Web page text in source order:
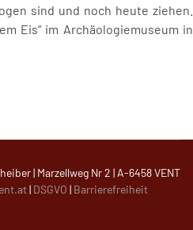
sind und noch heute ziehen.
Eis“ im Archäologiemuseum in
| Marzellweg Nr 2 | A-6458 VENT
| DSGVO | Barrierefreiheit